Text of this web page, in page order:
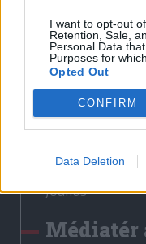
I want to opt-out
Retention, Sale,
Personal Data
Purposes for
Opted Out
CONFIRM
Data Deletion
Liget
Krónika
Bihari Napló
Erdélyi Napló
Főtér
Rádió GaGa
Jóállás
Médiatér